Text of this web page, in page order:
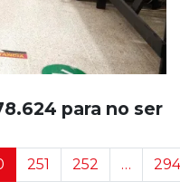
para no ser
251 252 … 294